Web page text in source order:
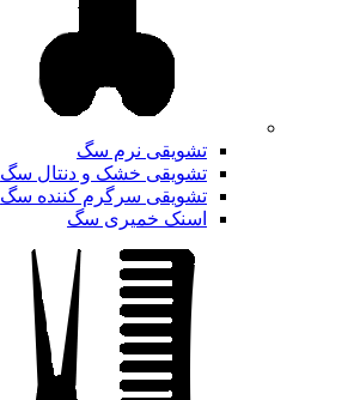
تشویقی نرم سگ
تشویقی خشک و دنتال سگ
تشویقی سرگرم کننده سگ
اسنک خمیری سگ